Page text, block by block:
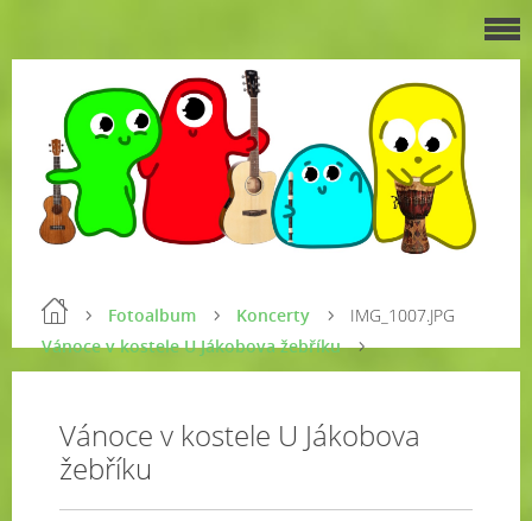
Fotoalbum
Koncerty
Vánoce v kostele U Jákobova žebříku
IMG_1007.JPG
Vánoce v kostele U Jákobova
žebříku